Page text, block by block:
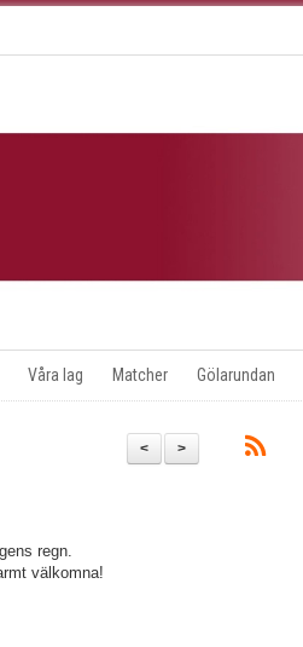
Våra lag Matcher Gölarundan
>
<
regn.
välkomna!